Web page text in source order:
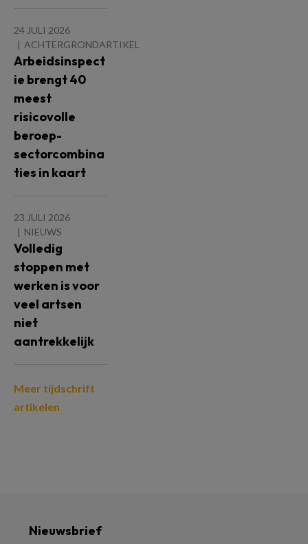
24 JULI 2026
ACHTERGRONDARTIKEL
Arbeidsinspect
ie brengt 40
meest
risicovolle
beroep-
sectorcombina
ties in kaart
23 JULI 2026
NIEUWS
Volledig
stoppen met
werken is voor
veel artsen
niet
aantrekkelijk
Meer tijdschrift
artikelen
Nieuwsbrief